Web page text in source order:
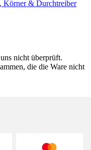
Körner & Durchtreiber
nicht überprüft.
die die Ware nicht